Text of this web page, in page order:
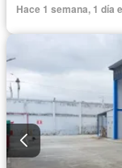
Hace 1 semana, 1 día